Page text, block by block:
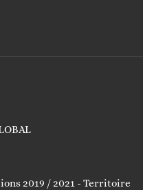
2019 / 2021 - Territoire